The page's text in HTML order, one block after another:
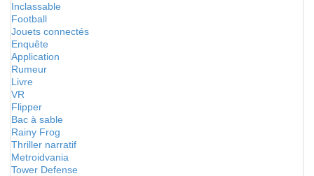
Inclassable
Football
Jouets connectés
Enquête
Application
Rumeur
Livre
VR
Flipper
Bac à sable
Rainy Frog
Thriller narratif
Metroidvania
Tower Defense